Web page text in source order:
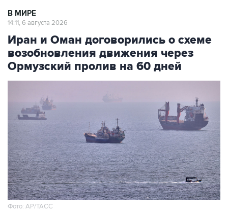
В МИРЕ
14:11, 6 августа 2026
Иран и Оман договорились о схеме
возобновления движения через
Ормузский пролив на 60 дней
Фото: AP/ТАСС